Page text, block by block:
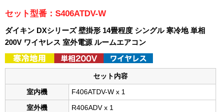
セット型番：S406ATDV-W
ダイキン DXシリーズ 壁掛形 14畳程度 シングル 寒冷地 単相
200V ワイヤレス 室外電源 ルームエアコン
セット内容
室内機 F406ATDV-W x 1
室外機 R406ADV x 1